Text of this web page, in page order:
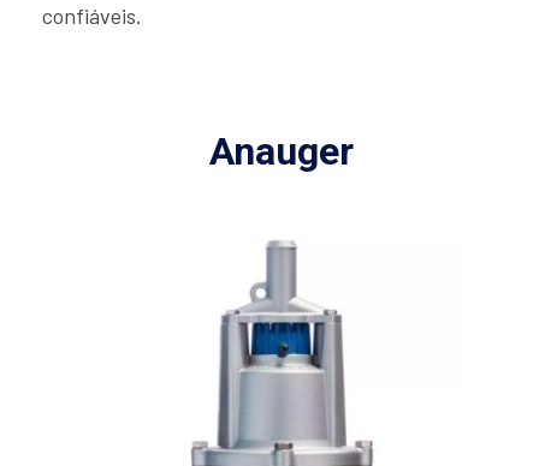
confiáveis.
Anauger